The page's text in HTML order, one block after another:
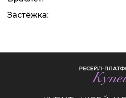
Застёжка: